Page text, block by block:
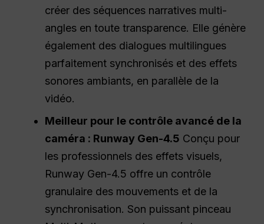
créer des séquences narratives multi-
angles en toute transparence. Elle génère
également des dialogues multilingues
parfaitement synchronisés et des effets
sonores ambiants, en parallèle de la
vidéo.
Meilleur pour le contrôle avancé de la
caméra : Runway Gen-4.5 Conçu pour
les professionnels des effets visuels,
Runway Gen-4.5 offre un contrôle
granulaire des mouvements et de la
synchronisation. Son puissant pinceau